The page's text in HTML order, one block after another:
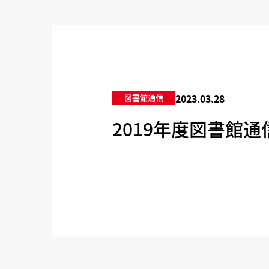
図書館通信 2023.03.28
2019年度図書館通